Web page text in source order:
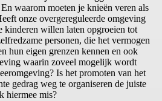
waarom moeten je knieën veren als
onze overgereguleerde omgeving
kinderen willen laten opgroeien tot
personen, die het vermogen
hun eigen grenzen kennen en ook
waarin zoveel mogelijk wordt
Is het promoten van het
gedrag weg te organiseren de juiste
hiermee mis?